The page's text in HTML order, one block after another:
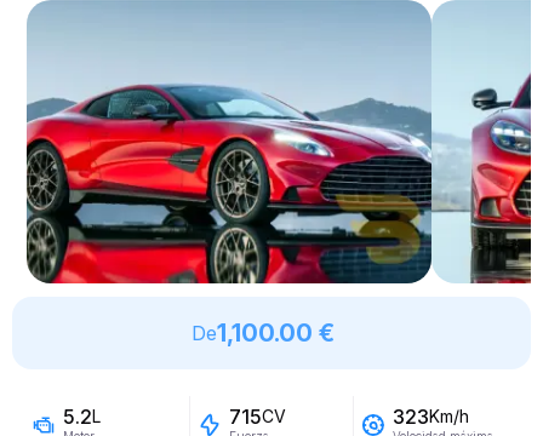
De1,100.00 €
5.2L 715CV 323Km/h